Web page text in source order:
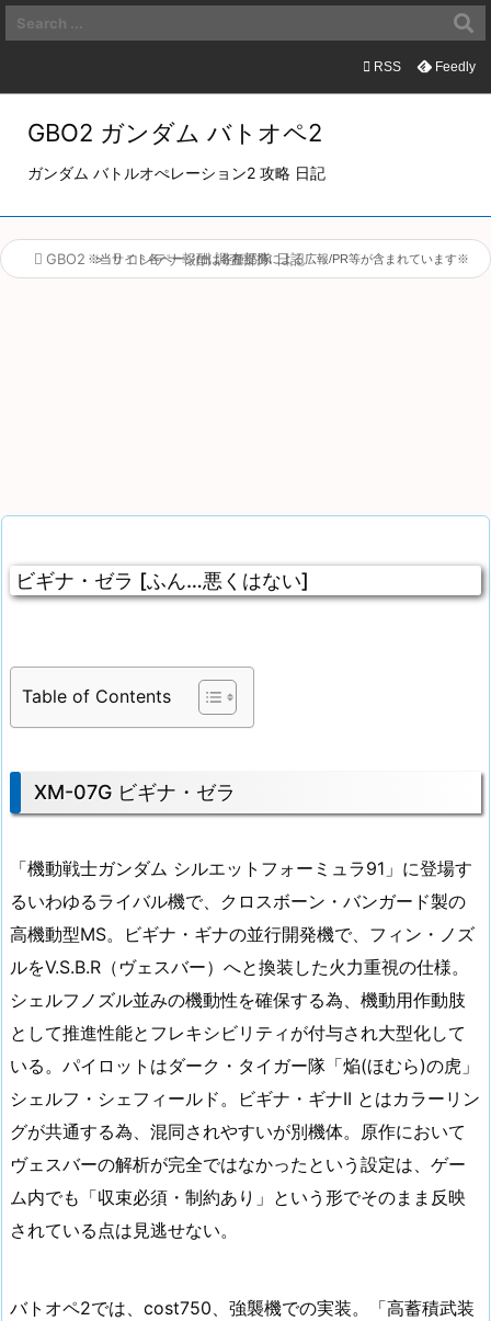
GBO2 ガンダム バトオペ2
ガンダム バトルオぺレーション2 攻略 日記


 RSS Feedly
 GBO2 > コンテナ報酬 調査部隊 日記
※当サイト各ページには各種提携による広報/PR等が含まれています※
ビギナ・ゼラ [ふん…悪くはない]
Table of Contents
XM-07G ビギナ・ゼラ
「機動戦士ガンダム シルエットフォーミュラ91」に登場す
るいわゆるライバル機で、クロスボーン・バンガード製の
高機動型MS。ビギナ・ギナの並行開発機で、フィン・ノズ
ルをV.S.B.R（ヴェスバー）へと換装した火力重視の仕様。
シェルフノズル並みの機動性を確保する為、機動用作動肢
として推進性能とフレキシビリティが付与され大型化して
いる。パイロットはダーク・タイガー隊「焔(ほむら)の虎」
シェルフ・シェフィールド。ビギナ・ギナII とはカラーリン
グが共通する為、混同されやすいが別機体。原作において
ヴェスバーの解析が完全ではなかったという設定は、ゲー
ム内でも「収束必須・制約あり」という形でそのまま反映
されている点は見逃せない。
バトオペ2では、cost750、強襲機での実装。「高蓄積武装